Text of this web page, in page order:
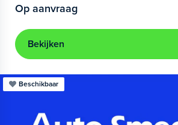
Op aanvraag
Bekijken
Beschikbaar